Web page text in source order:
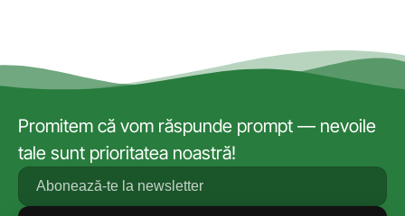
Promitem că vom răspunde prompt — nevoile
tale sunt prioritatea noastră!